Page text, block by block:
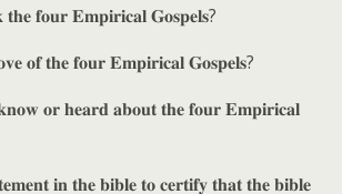
𝐟𝐨𝐮𝐫 𝐄𝐦𝐩𝐢𝐫𝐢𝐜𝐚𝐥 𝐆𝐨𝐬𝐩𝐞𝐥𝐬?
𝐨𝐟 𝐭𝐡𝐞 𝐟𝐨𝐮𝐫 𝐄𝐦𝐩𝐢𝐫𝐢𝐜𝐚𝐥 𝐆𝐨𝐬𝐩𝐞𝐥𝐬?
𝐨𝐫 𝐡𝐞𝐚𝐫𝐝 𝐚𝐛𝐨𝐮𝐭 𝐭𝐡𝐞 𝐟𝐨𝐮𝐫 𝐄𝐦𝐩𝐢𝐫𝐢𝐜𝐚𝐥
𝐢𝐧 𝐭𝐡𝐞 𝐛𝐢𝐛𝐥𝐞 𝐭𝐨 𝐜𝐞𝐫𝐭𝐢𝐟𝐲 𝐭𝐡𝐚𝐭 𝐭𝐡𝐞 𝐛𝐢𝐛𝐥𝐞